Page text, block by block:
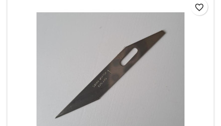
favorite_border